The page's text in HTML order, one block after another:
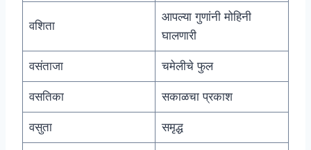
वशिता
आपल्या गुणांनी मोहिनी
घालणारी
वसंताजा चमेलीचे फुल
वसतिका सकाळचा प्रकाश
वसुता समृद्ध